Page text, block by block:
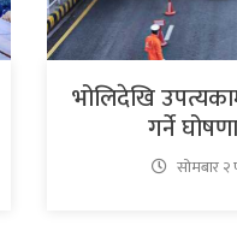
भोलिदेखि
गर्ने
सोमबार